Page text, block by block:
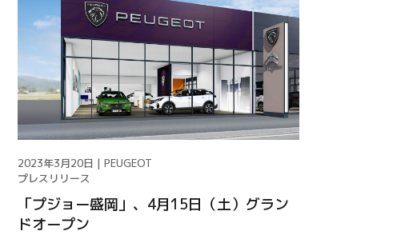
2023年3月20日 | PEUGEOT
プレスリリース
「プジョー盛岡」、4月15日（土）グラン
ドオープン